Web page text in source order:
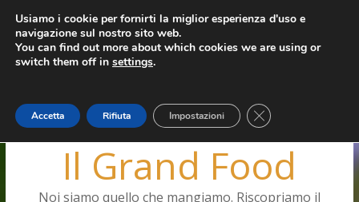
Salta
contenuto
giovedì, Agosto 6, 2026
Ultimo: Pizza a Corte
Menopausa, una forma smagliante senza età
Capodimonte, ritorna la tavola di corte
Il Grand Food
Noi siamo quello che mangiamo. Riscopriamo il
Usiamo i cookie per fornirti la miglior esperienza d'uso e
navigazione sul nostro sito web.
You can find out more about which cookies we are using or
switch them off in settings.
Accetta Rifiuta Impostazioni Close GDPR